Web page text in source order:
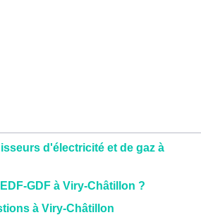
d'électricité et de gaz à
GDF à Viry-Châtillon ?
à Viry-Châtillon